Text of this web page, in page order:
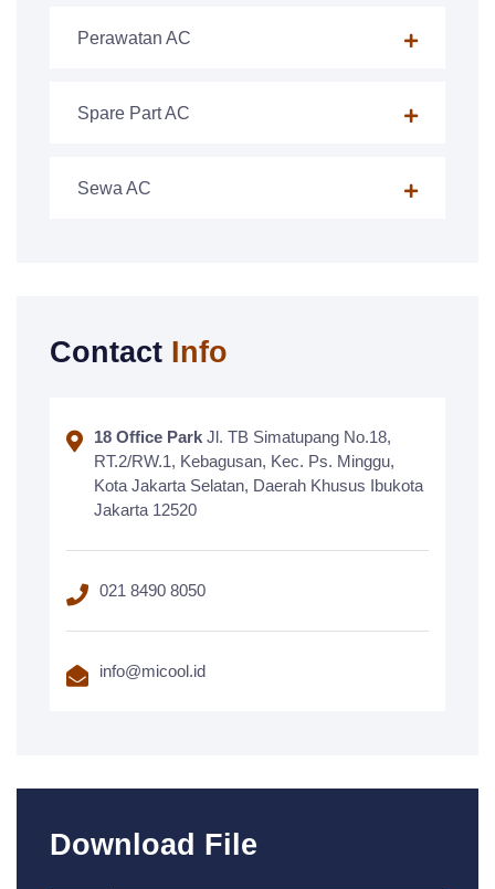
Perawatan AC
Spare Part AC
Sewa AC
Contact Info
18 Office Park Jl. TB Simatupang No.18,
RT.2/RW.1, Kebagusan, Kec. Ps. Minggu,
Kota Jakarta Selatan, Daerah Khusus Ibukota
Jakarta 12520
021 8490 8050
info@micool.id
Download File